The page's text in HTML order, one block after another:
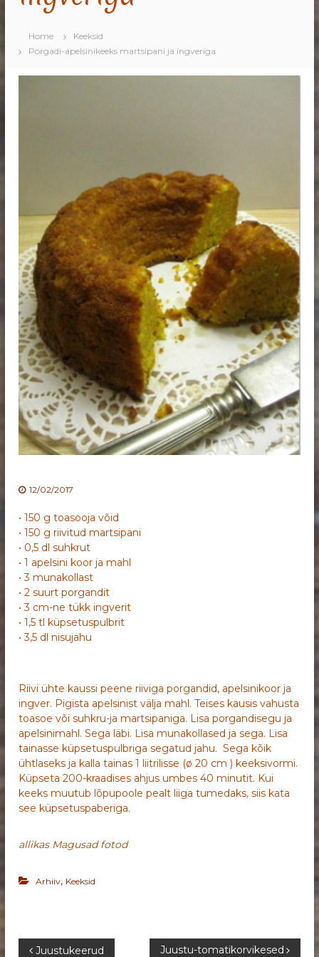
Home
Keeksid
Porgadi-apelsinikeeks martsipani ja ingveriga
12/02/2017
• 150 g toasooja võid
• 150 g riivitud martsipani
• 0,5 dl suhkrut
• 1 apelsini koor ja mahl
• 3 munakollast
• 2 suurt porgandit
• 3 cm-ne tükk ingverit
• 1,5 tl küpsetuspulbrit
• 3,5 dl nisujahu
Riivi ühte kaussi peene riiviga porgandid, apelsinikoor ja
ingver. Pigista apelsinist välja mahl. Teises kausis vahusta
toasoe või suhkru-ja martsipaniga. Lisa porgandisegu ja
apelsinimahl. Sega läbi. Lisa munakollased ja sega. Lisa
tainasse küpsetuspulbriga segatud jahu. Sega kõik
ühtlaseks ja kalla tainas 1 liitrilisse (ø 20 cm ) keeksivormi.
Küpseta 200-kraadises ahjus umbes 40 minutit. Kui
keeks muutub lõpupoole pealt liiga tumedaks, siis kata
see küpsetuspaberiga.
allikas Magusad fotod
Arhiiv, Keeksid
Juustukeerud Juustu-tomatikorvikesed